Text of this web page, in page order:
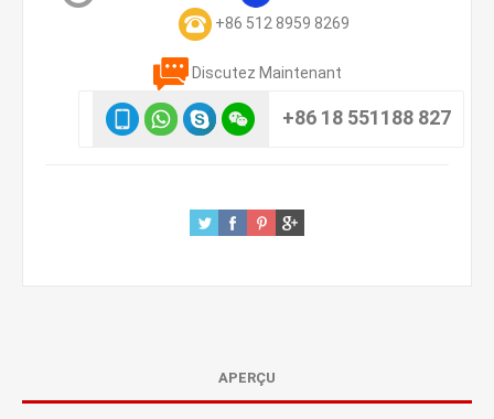
+86 512 8959 8269
Discutez Maintenant
+86 18 551188 827
APERÇU